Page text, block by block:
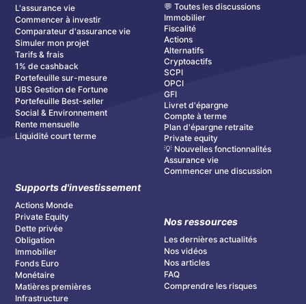
L'assurance vie
Commencer à investir
Comparateur d'assurance vie
Simuler mon projet
Tarifs & frais
1% de cashback
Portefeuille sur-mesure
UBS Gestion de Fortune
Portefeuille Best-seller
Social & Environnement
Rente mensuelle
Liquidité court terme
Supports d'investissement
Actions Monde
Private Equity
Dette privée
Obligation
Immobilier
Fonds Euro
Monétaire
Matières premières
Infrastructure
💬 Toutes les discussions
Immobilier
Fiscalité
Actions
Alternatifs
Cryptoactifs
SCPI
OPCI
GFI
Livret d'épargne
Compte à terme
Plan d'épargne retraite
Private equity
💡 Nouvelles fonctionnalités
Assurance vie
Commencer une discussion
Nos ressources
Les dernières actualités
Nos vidéos
Nos articles
FAQ
Comprendre les risques